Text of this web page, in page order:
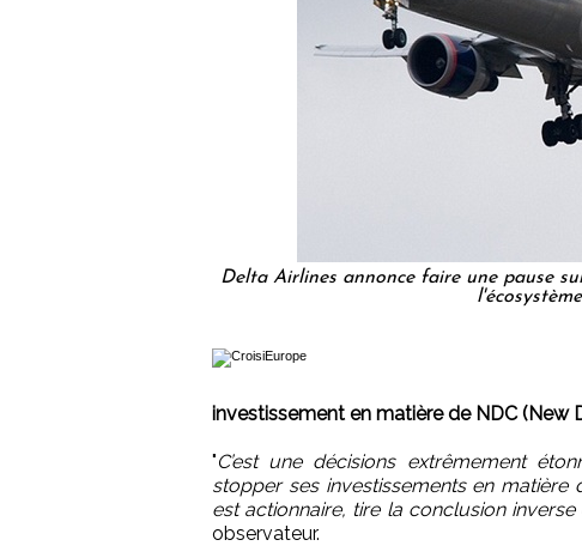
Delta Airlines annonce faire une pause
investissement en matière de NDC (New
"C’est une décisions extrêmement
stopper ses investissements en matière
est actionnaire, tire la conclusion
observateur.